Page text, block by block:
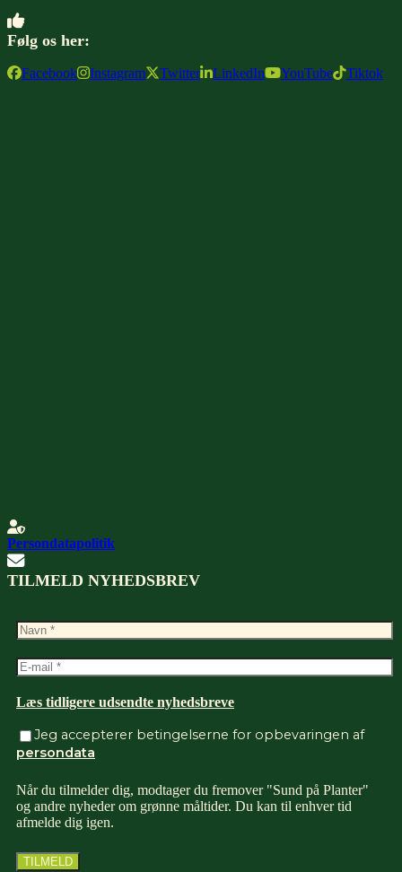
Følg os her:
Facebook Instagram Twitter LinkedIn YouTube Tiktok
Persondatapolitik
TILMELD NYHEDSBREV
Læs tidligere udsendte nyhedsbreve
Jeg accepterer betingelserne for opbevaringen af
persondata
Når du tilmelder dig, modtager du fremover "Sund på Planter"
og andre nyheder om grønne måltider. Du kan til enhver tid
afmelde dig igen.